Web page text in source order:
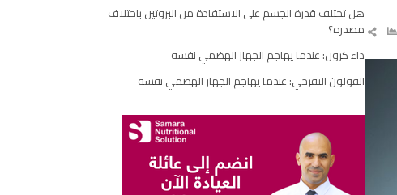
شارك
المقال
هل تختلف قدرة الجسم على الاستفادة من البروتين باختلاف
مصدره؟
داء كرون: عندما يهاجم الجهاز الهضمي نفسه
القولون التقرحي: عندما يهاجم الجهاز الهضمي نفسه